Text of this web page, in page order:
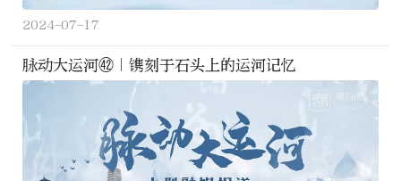
2024-07-17
脉动大运河㊷｜镌刻于石头上的运河记忆